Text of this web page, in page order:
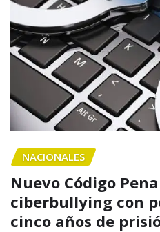
NACIONALES
Nuevo Código
ciberbullying con
cinco años de